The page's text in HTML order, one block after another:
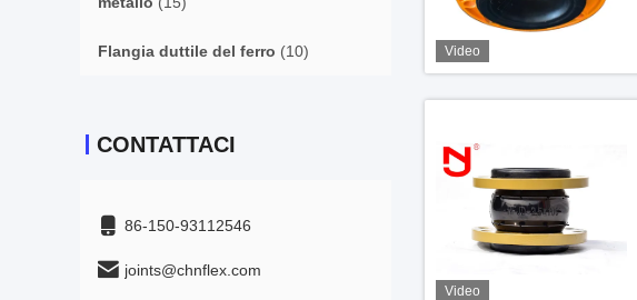
Flangia duttile del ferro (10)
CONTATTACI
86-150-93112546
joints@chnflex.com
Video
Video